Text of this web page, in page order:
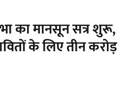
का मानसून सत्र शुरू,
के लिए तीन करोड़